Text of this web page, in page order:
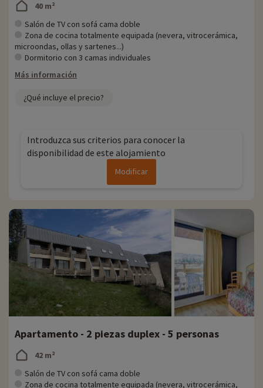
40 m²
Salón de TV con sofá cama doble
Zona de cocina totalmente equipada (nevera, vitrocerámica,
microondas, ollas y sartenes...)
Dormitorio con 3 camas individuales
Más información
¿Qué incluye el precio?
Introduzca sus criterios para conocer la
disponibilidad de este alojamiento
Modificar
Apartamento - 2 piezas duplex - 5 personas
42 m²
Salón de TV con sofá cama doble
Zona de cocina totalmente equipada (nevera, vitrocerámica,